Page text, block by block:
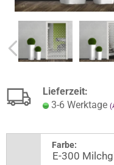
Lieferzeit:
3-6 Werktage
Farbe: